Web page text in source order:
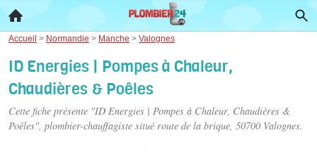
Accueil > Normandie > Manche > Valognes
ID Energies | Pompes à Chaleur,
Chaudières & Poêles
Cette fiche présente "ID Energies | Pompes à Chaleur, Chaudières &
Poêles", plombier-chauffagiste situé route de la brique, 50700 Valognes.